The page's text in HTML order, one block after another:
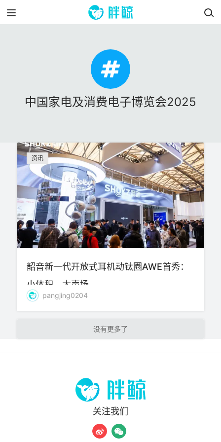
中国家电及消费电子博览会2025
资讯
韶音新一代开放式耳机动钛圈AWE首秀：
小体积，大声场
pangjing0204
加载更多
关注我们